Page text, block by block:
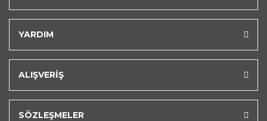
YARDIM
ALIŞVERİŞ
SÖZLEŞMELER